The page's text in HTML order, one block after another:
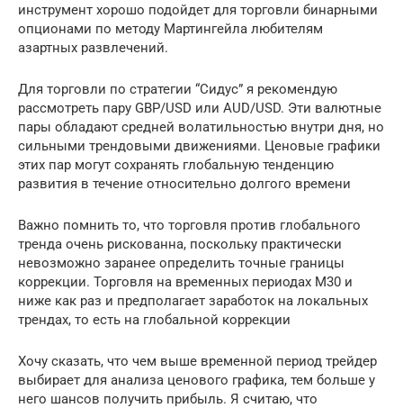
инструмент хорошо подойдет для торговли бинарными
опционами по методу Мартингейла любителям
азартных развлечений.
Для торговли по стратегии “Сидус” я рекомендую
рассмотреть пару GBP/USD или AUD/USD. Эти валютные
пары обладают средней волатильностью внутри дня, но
сильными трендовыми движениями. Ценовые графики
этих пар могут сохранять глобальную тенденцию
развития в течение относительно долгого времени
Важно помнить то, что торговля против глобального
тренда очень рискованна, поскольку практически
невозможно заранее определить точные границы
коррекции. Торговля на временных периодах М30 и
ниже как раз и предполагает заработок на локальных
трендах, то есть на глобальной коррекции
Хочу сказать, что чем выше временной период трейдер
выбирает для анализа ценового графика, тем больше у
него шансов получить прибыль. Я считаю, что